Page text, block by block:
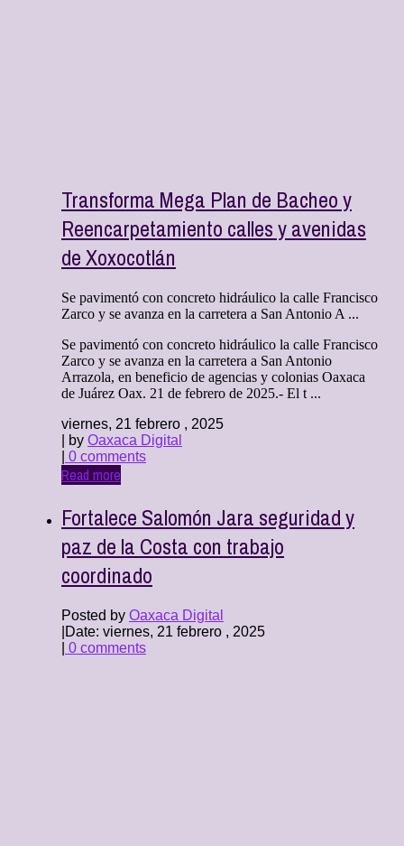
Transforma Mega Plan de Bacheo y
Reencarpetamiento calles y avenidas
de Xoxocotlán
Se pavimentó con concreto hidráulico la calle Francisco
Zarco y se avanza en la carretera a San Antonio A ...
Se pavimentó con concreto hidráulico la calle Francisco
Zarco y se avanza en la carretera a San Antonio
Arrazola, en beneficio de agencias y colonias Oaxaca
de Juárez Oax. 21 de febrero de 2025.- El t ...
viernes, 21 febrero , 2025
| by Oaxaca Digital
0 comments
Read more
Fortalece Salomón Jara seguridad y
paz de la Costa con trabajo
coordinado
Posted by Oaxaca Digital
Date: viernes, 21 febrero , 2025
0 comments